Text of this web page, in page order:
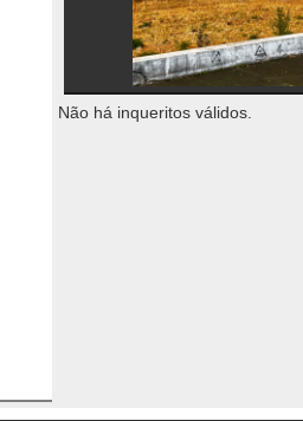
Não há inqueritos válidos.